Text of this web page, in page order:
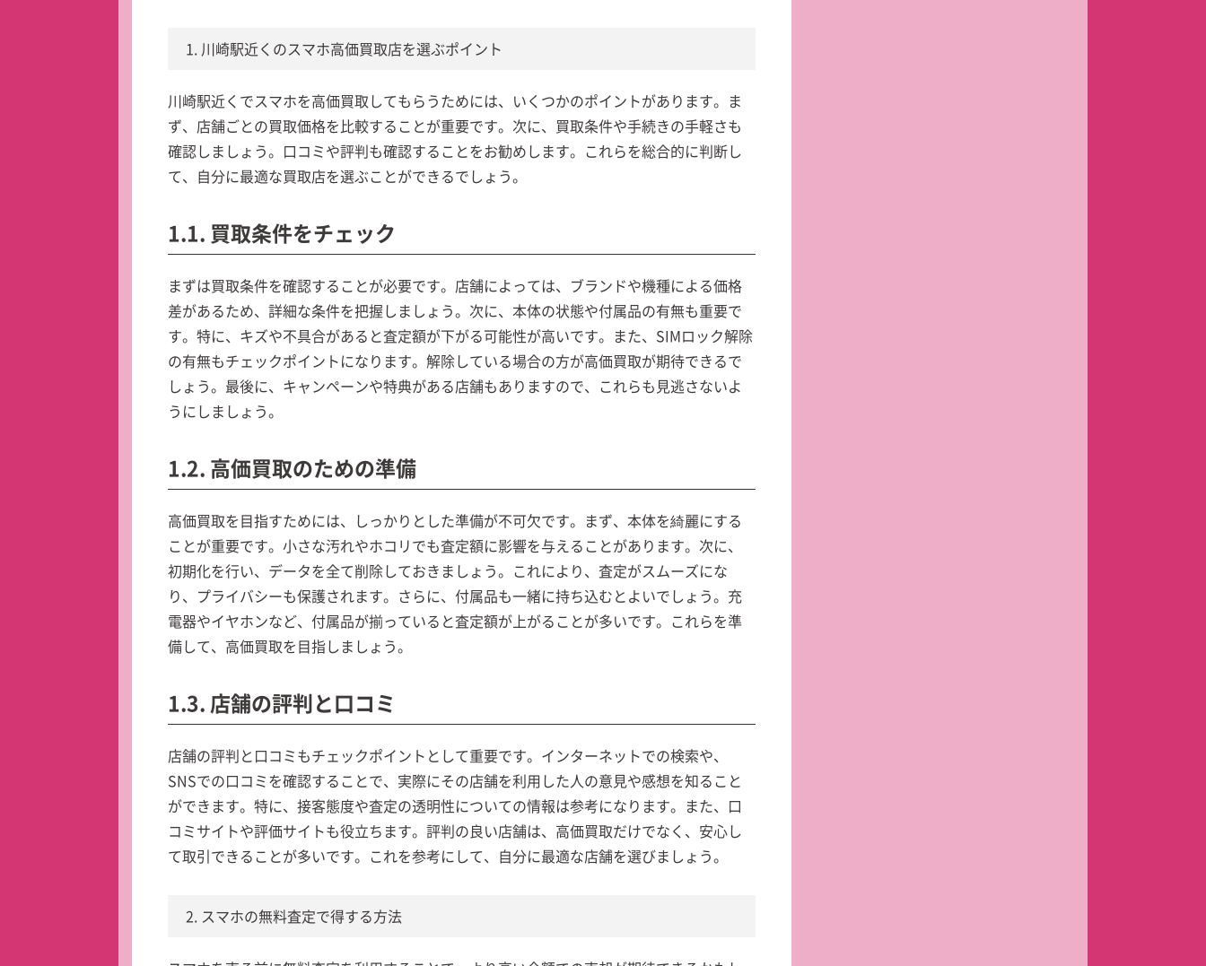
1. 川崎駅近くのスマホ高価買取店を選ぶポイント
川崎駅近くでスマホを高価買取してもらうためには、いくつかのポイントがあります。ま
ず、店舗ごとの買取価格を比較することが重要です。次に、買取条件や手続きの手軽さも
確認しましょう。口コミや評判も確認することをお勧めします。これらを総合的に判断し
て、自分に最適な買取店を選ぶことができるでしょう。
1.1. 買取条件をチェック
まずは買取条件を確認することが必要です。店舗によっては、ブランドや機種による価格
差があるため、詳細な条件を把握しましょう。次に、本体の状態や付属品の有無も重要で
す。特に、キズや不具合があると査定額が下がる可能性が高いです。また、SIMロック解除
の有無もチェックポイントになります。解除している場合の方が高価買取が期待できるで
しょう。最後に、キャンペーンや特典がある店舗もありますので、これらも見逃さないよ
うにしましょう。
1.2. 高価買取のための準備
高価買取を目指すためには、しっかりとした準備が不可欠です。まず、本体を綺麗にする
ことが重要です。小さな汚れやホコリでも査定額に影響を与えることがあります。次に、
初期化を行い、データを全て削除しておきましょう。これにより、査定がスムーズにな
り、プライバシーも保護されます。さらに、付属品も一緒に持ち込むとよいでしょう。充
電器やイヤホンなど、付属品が揃っていると査定額が上がることが多いです。これらを準
備して、高価買取を目指しましょう。
1.3. 店舗の評判と口コミ
店舗の評判と口コミもチェックポイントとして重要です。インターネットでの検索や、
SNSでの口コミを確認することで、実際にその店舗を利用した人の意見や感想を知ること
ができます。特に、接客態度や査定の透明性についての情報は参考になります。また、口
コミサイトや評価サイトも役立ちます。評判の良い店舗は、高価買取だけでなく、安心し
て取引できることが多いです。これを参考にして、自分に最適な店舗を選びましょう。
2. スマホの無料査定で得する方法